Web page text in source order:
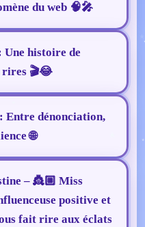
du web 🧠🎤
Une histoire de
rires 🎬😂
Entre dénonciation,
🌐
– 👸🏼 Miss
positive et
fait rire aux éclats